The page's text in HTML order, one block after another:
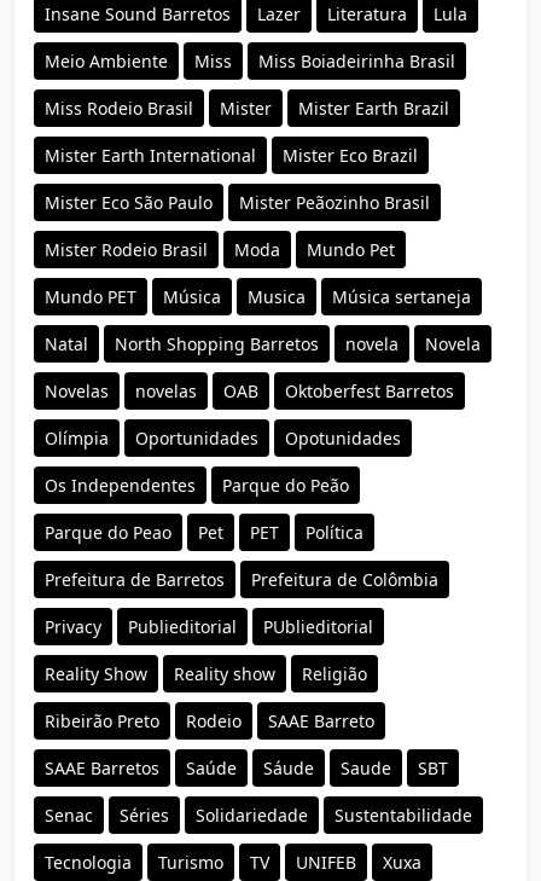
Insane Sound Barretos Lazer Literatura Lula
Meio Ambiente Miss Miss Boiadeirinha Brasil
Miss Rodeio Brasil Mister Mister Earth Brazil
Mister Earth International Mister Eco Brazil
Mister Eco São Paulo Mister Peãozinho Brasil
Mister Rodeio Brasil Moda Mundo Pet
Mundo PET Música Musica Música sertaneja
Natal North Shopping Barretos novela Novela
Novelas novelas OAB Oktoberfest Barretos
Olímpia Oportunidades Opotunidades
Os Independentes Parque do Peão
Parque do Peao Pet PET Política
Prefeitura de Barretos Prefeitura de Colômbia
Privacy Publieditorial PUblieditorial
Reality Show Reality show Religião
Ribeirão Preto Rodeio SAAE Barreto
SAAE Barretos Saúde Sáude Saude SBT
Senac Séries Solidariedade Sustentabilidade
Tecnologia Turismo TV UNIFEB Xuxa